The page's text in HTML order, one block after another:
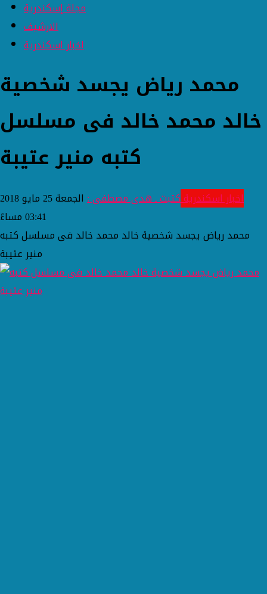
مجلة إسكندرية
الارشيف
اخبار اسكندرية
محمد رياض يجسد شخصية
خالد محمد خالد فى مسلسل
كتبه منير عتيبة
اخبار اسكندريةكتبت ـ هدى مصطفى :
الجمعة 25 مايو 2018
03:41 مساءً
محمد رياض يجسد شخصية خالد محمد خالد فى مسلسل كتبه
منير عتيبة